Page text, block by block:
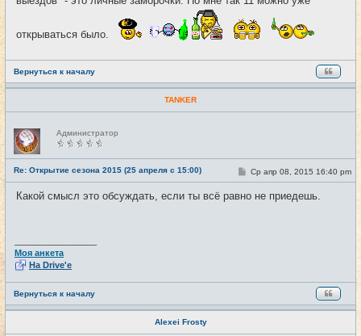
н
и
е
открываться было.
Вернуться к началу
TANKER
Н
е
в
с
е
т
и
Администратор
Re: Открытие сезона 2015 (25 апреля с 15:00) #29
С
о
б
Ср апр 08, 2015 16:40 pm
Какой смысл это обсуждать, если ты всё равно не приедешь.
Моя анкета
На Drive'e
Вернуться к началу
Alexei Frosty